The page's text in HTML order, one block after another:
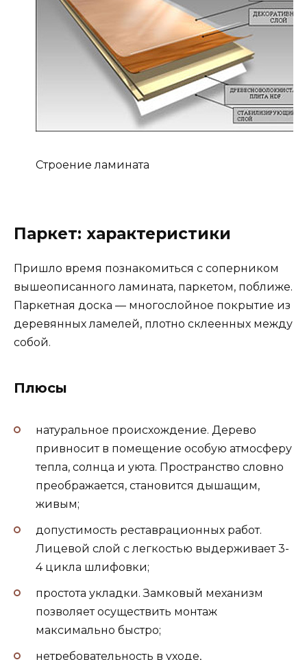
Строение ламината
Паркет: характеристики
Пришло время познакомиться с соперником
вышеописанного ламината, паркетом, поближе.
Паркетная доска — многослойное покрытие из
деревянных ламелей, плотно склеенных между
собой.
Плюсы
натуральное происхождение. Дерево
привносит в помещение особую атмосферу
тепла, солнца и уюта. Пространство словно
преображается, становится дышащим,
живым;
допустимость реставрационных работ.
Лицевой слой с легкостью выдерживает 3-
4 цикла шлифовки;
простота укладки. Замковый механизм
позволяет осуществить монтаж
максимально быстро;
нетребовательность в уходе,